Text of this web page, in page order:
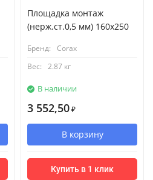
Площадка монтаж
(нерж.ст.0,5 мм) 160х250
Бренд:
Corax
Вес:
2.87 кг
В наличии
3 552,50 ₽
В корзину
Купить в 1 клик